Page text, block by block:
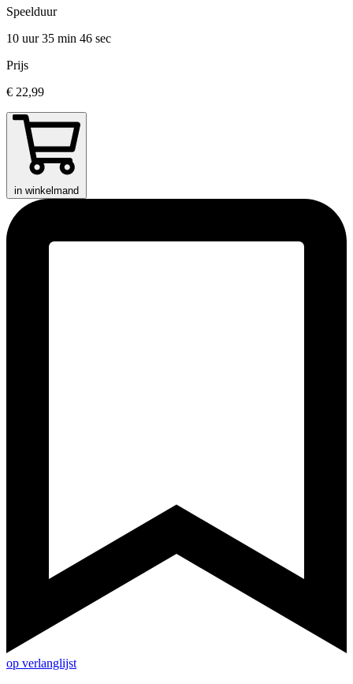
Speelduur
10 uur 35 min 46 sec
Prijs
€ 22,99
in winkelmand
op verlanglijst